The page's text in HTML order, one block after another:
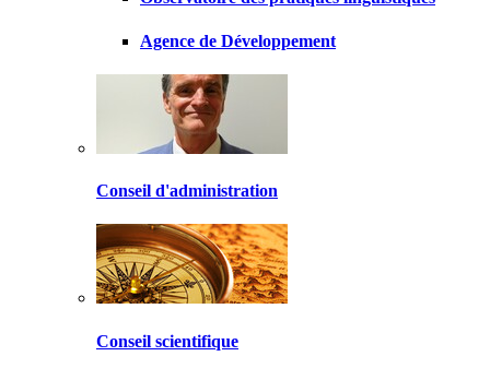
Agence de Développement
Conseil d'administration
Conseil scientifique